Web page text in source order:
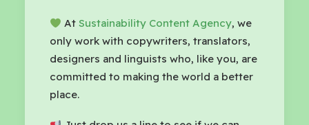
AtSustainability Content Agency, we
only work with copywriters, translators,
designers and linguists who, like you, are
committed to making the world a better
place.